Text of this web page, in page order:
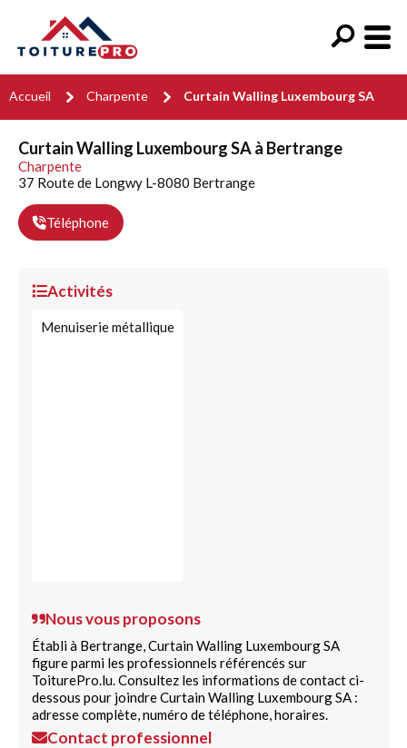
Accueil Charpente Curtain Walling Luxembourg SA
Curtain Walling Luxembourg SA à Bertrange
Charpente
37 Route de Longwy L-8080 Bertrange
Téléphone
Activités
Menuiserie métallique
Nous vous proposons
Établi à Bertrange, Curtain Walling Luxembourg SA
figure parmi les professionnels référencés sur
ToiturePro.lu. Consultez les informations de contact ci-
dessous pour joindre Curtain Walling Luxembourg SA :
adresse complète, numéro de téléphone, horaires.
Contact professionnel